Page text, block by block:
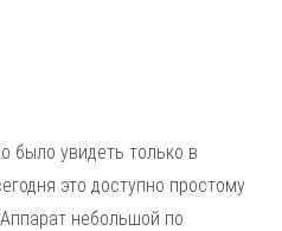
было увидеть только в
это доступно простому
небольшой по